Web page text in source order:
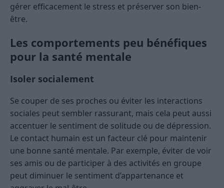
gérer efficacement le stress et préserver son bien-
être.
Les comportements peu bénéfiques
pour la santé mentale
Isoler socialement
Se couper de ses proches ou éviter les interactions
sociales peut sembler rassurant, mais cela peut aussi
accentuer le sentiment de solitude ou de dépression.
Le contact humain est un facteur clé pour maintenir
une bonne santé mentale. Par exemple, éviter de voir
ses amis ou de participer à des activités en groupe
peut diminuer le sentiment d’appartenance et